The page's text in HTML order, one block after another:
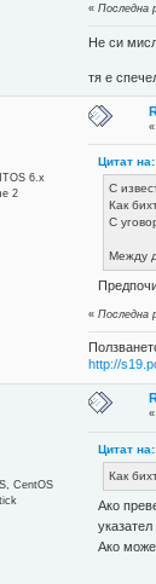
«Последна
Не си
тя е
6.x
2
Цитат
С
Как
С
Между
«Последна
http://
CentOS
Цитат
Как
Ако
Ако